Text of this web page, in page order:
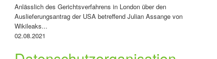
Anlässlich des Gerichtsverfahrens in London über den
Auslieferungsantrag der USA betreffend Julian Assange von
Wikileaks...
02.08.2021